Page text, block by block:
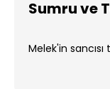
Sumru ve
Melek'in